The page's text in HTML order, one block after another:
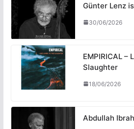
Günter Lenz
30/06/2026
EMPIRICAL –
Slaughter
18/06/2026
Abdullah